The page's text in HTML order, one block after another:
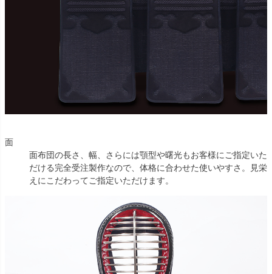
面
面布団の長さ、幅、さらには顎型や曙光もお客様にご指定いた
だける完全受注製作なので、体格に合わせた使いやすさ。見栄
えにこだわってご指定いただけます。